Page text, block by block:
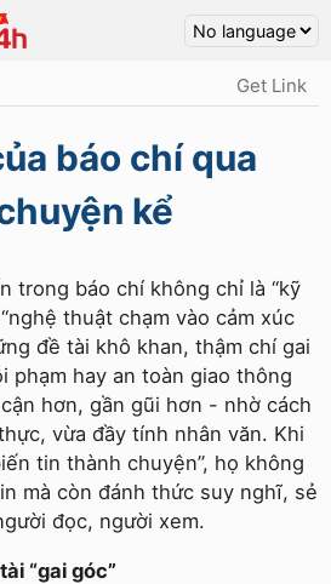
Get Link
báo chí qua
kể
trong báo chí không chỉ là “kỹ
thuật chạm vào cảm xúc
đề tài khô khan, thậm chí gai
phạm hay an toàn giao thông
hơn, gần gũi hơn - nhờ cách
vừa đầy tính nhân văn. Khi
tin thành chuyện”, họ không
mà còn đánh thức suy nghĩ, sẻ
đọc, người xem.
“gai góc”